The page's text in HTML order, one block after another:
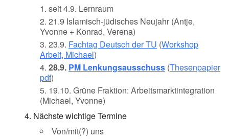
seit 4.9. Lernraum
21.9 Islamisch-jüdisches Neujahr (Antje,
Yvonne + Konrad, Verena)
23.9. Fachtag Deutsch der TU (Workshop
Arbeit, Michael)
28.9. PM Lenkungsausschuss (Thesenpapier
pdf)
19.10. Grüne Fraktion: Arbeitsmarktintegration
(Michael, Yvonne)
Nächste wichtige Termine
Von/mit(?) uns